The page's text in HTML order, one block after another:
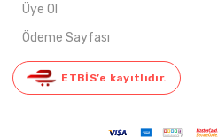
Üye Ol
Ödeme Sayfası
ETBİS’e kayıtlıdır.